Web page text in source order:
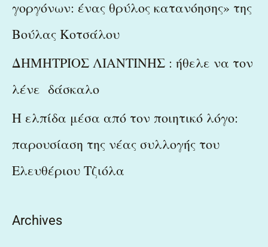
γοργόνων: ένας θρύλος κατανόησης» της
Βούλας Κοτσάλου
ΔΗΜΗΤΡΙΟΣ ΛΙΑΝΤΙΝΗΣ : ήθελε να τον
λένε δάσκαλο
Η ελπίδα μέσα από τον ποιητικό λόγο:
παρουσίαση της νέας συλλογής του
Ελευθέριου Τζιόλα
Archives